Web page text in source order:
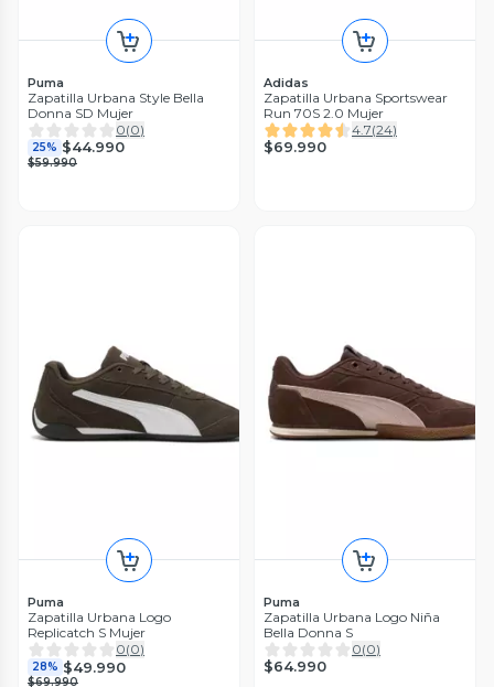
Puma
Zapatilla Urbana Style Bella
Donna SD Mujer
0(0)
25% $44.990
$59.990
Adidas
Zapatilla Urbana Sportswear
Run 70S 2.0 Mujer
4.7(24)
$69.990
Puma
Zapatilla Urbana Logo
Replicatch S Mujer
0(0)
28% $49.990
$69.990
Puma
Zapatilla Urbana Logo Niña
Bella Donna S
0(0)
$64.990